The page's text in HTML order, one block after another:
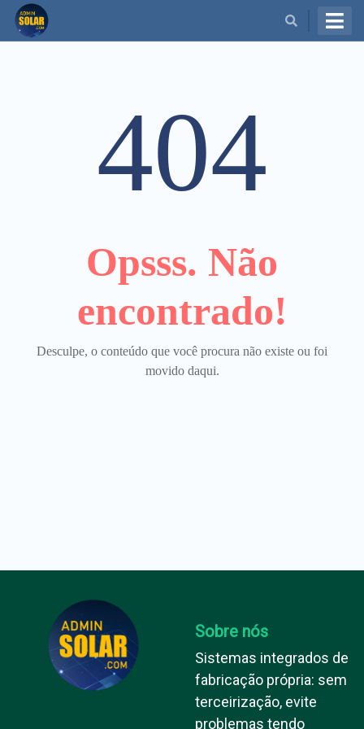
404
Opsss. Não
encontrado!
Desculpe, o conteúdo que você procura não existe ou foi
movido daqui.
Sobre nós
Sistemas integrados de
fabricação própria: sem
terceirização, evite
problemas tendo